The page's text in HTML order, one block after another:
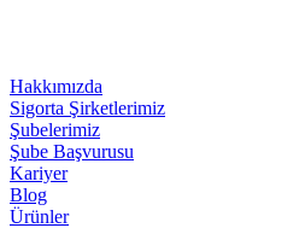
Hakkımızda
Sigorta Şirketlerimiz
Şubelerimiz
Şube Başvurusu
Kariyer
Blog
Ürünler